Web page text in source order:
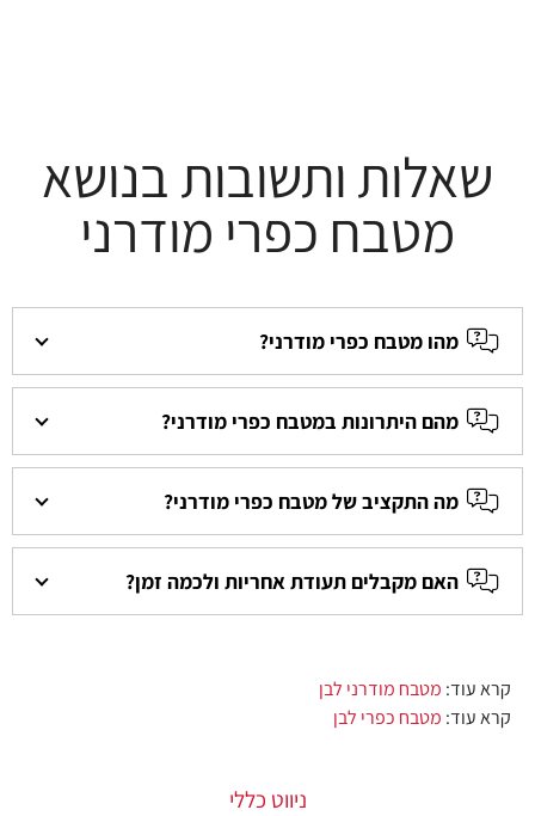
שאלות ותשובות בנושא
מטבח כפרי מודרני
מהו מטבח כפרי מודרני?
מהם היתרונות במטבח כפרי מודרני?
מה התקציב של מטבח כפרי מודרני?
האם מקבלים תעודת אחריות ולכמה זמן?
קרא עוד: מטבח מודרני לבן
קרא עוד: מטבח כפרי לבן
ניווט כללי